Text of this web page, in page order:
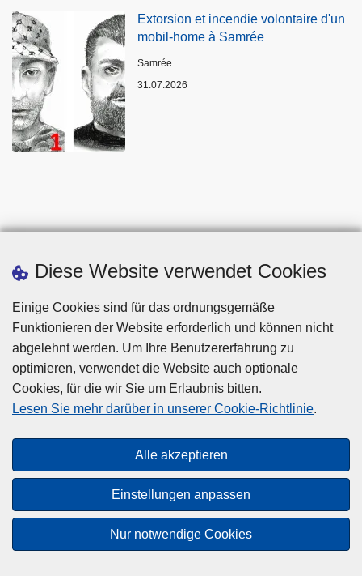
Diese Website verwendet Cookies
Einige Cookies sind für das ordnungsgemäße
Funktionieren der Website erforderlich und können nicht
abgelehnt werden. Um Ihre Benutzererfahrung zu
optimieren, verwendet die Website auch optionale
Cookies, für die wir Sie um Erlaubnis bitten.
Lesen Sie mehr darüber in unserer Cookie-Richtlinie.
Alle akzeptieren
Einstellungen anpassen
Nur notwendige Cookies
Extorsion et incendie volontaire d'un
mobil-home à Samrée
Standort
Samrée
31.07.2026
Disclaimer
Privacy
Cookies
Barrierefreiheit
© 2026 Polizei.be